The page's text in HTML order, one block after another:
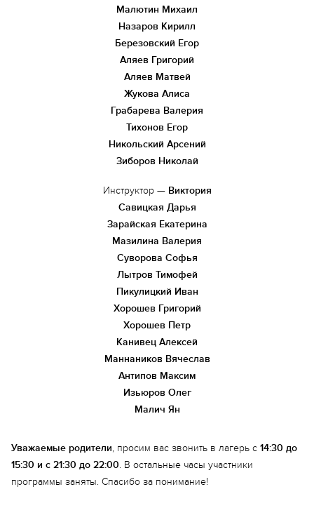
Малютин Михаил
Назаров Кирилл
Березовский Егор
Аляев Григорий
Аляев Матвей
Жукова Алиса
Грабарева Валерия
Тихонов Егор
Никольский Арсений
Зиборов Николай
Инструктор — Виктория
Савицкая Дарья
Зарайская Екатерина
Мазилина Валерия
Суворова Софья
Лытров Тимофей
Пикулицкий Иван
Хорошев Григорий
Хорошев Петр
Канивец Алексей
Маннаников Вячеслав
Антипов Максим
Изьюров Олег
Малич Ян
Уважаемые родители, просим вас звонить в лагерь с 14:30 до
15:30 и с 21:30 до 22:00. В остальные часы участники
программы заняты. Спасибо за понимание!